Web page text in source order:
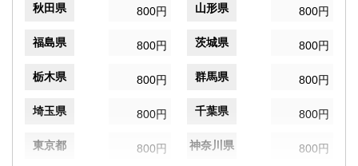
秋田県 800円 山形県 800円
福島県 800円 茨城県 800円
栃木県 800円 群馬県 800円
埼玉県 800円 千葉県 800円
東京都 800円 神奈川県 800円